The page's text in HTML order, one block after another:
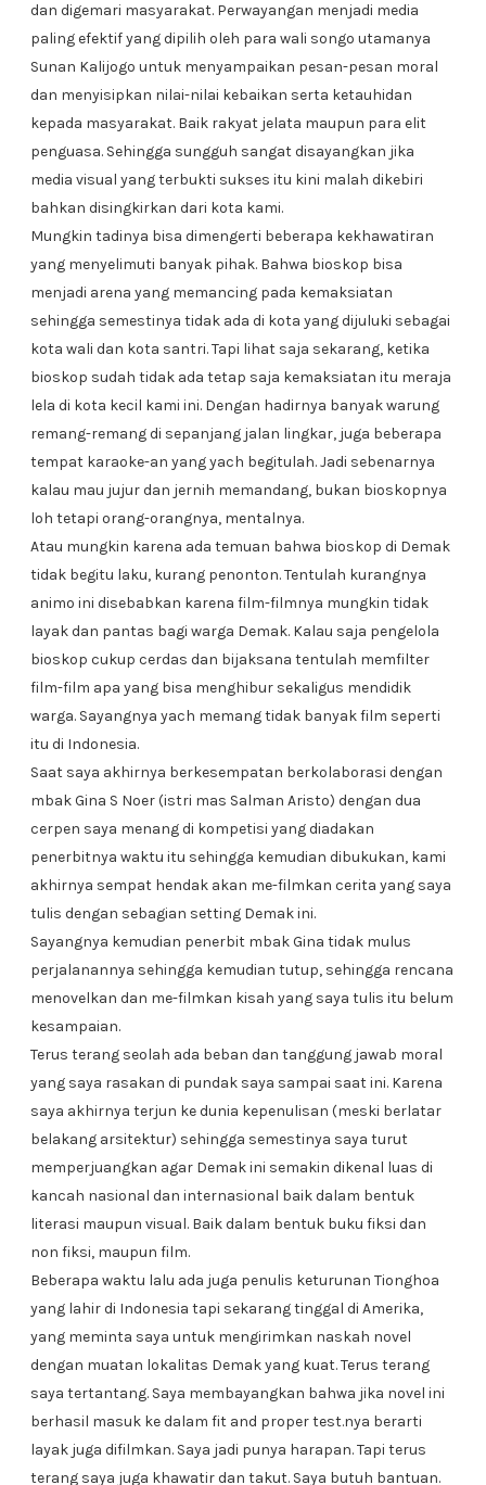
dan digemari masyarakat. Perwayangan menjadi media
paling efektif yang dipilih oleh para wali songo utamanya
Sunan Kalijogo untuk menyampaikan pesan-pesan moral
dan menyisipkan nilai-nilai kebaikan serta ketauhidan
kepada masyarakat. Baik rakyat jelata maupun para elit
penguasa. Sehingga sungguh sangat disayangkan jika
media visual yang terbukti sukses itu kini malah dikebiri
bahkan disingkirkan dari kota kami.
Mungkin tadinya bisa dimengerti beberapa kekhawatiran
yang menyelimuti banyak pihak. Bahwa bioskop bisa
menjadi arena yang memancing pada kemaksiatan
sehingga semestinya tidak ada di kota yang dijuluki sebagai
kota wali dan kota santri. Tapi lihat saja sekarang, ketika
bioskop sudah tidak ada tetap saja kemaksiatan itu meraja
lela di kota kecil kami ini. Dengan hadirnya banyak warung
remang-remang di sepanjang jalan lingkar, juga beberapa
tempat karaoke-an yang yach begitulah. Jadi sebenarnya
kalau mau jujur dan jernih memandang, bukan bioskopnya
loh tetapi orang-orangnya, mentalnya.
Atau mungkin karena ada temuan bahwa bioskop di Demak
tidak begitu laku, kurang penonton. Tentulah kurangnya
animo ini disebabkan karena film-filmnya mungkin tidak
layak dan pantas bagi warga Demak. Kalau saja pengelola
bioskop cukup cerdas dan bijaksana tentulah memfilter
film-film apa yang bisa menghibur sekaligus mendidik
warga. Sayangnya yach memang tidak banyak film seperti
itu di Indonesia.
Saat saya akhirnya berkesempatan berkolaborasi dengan
mbak Gina S Noer (istri mas Salman Aristo) dengan dua
cerpen saya menang di kompetisi yang diadakan
penerbitnya waktu itu sehingga kemudian dibukukan, kami
akhirnya sempat hendak akan me-filmkan cerita yang saya
tulis dengan sebagian setting Demak ini.
Sayangnya kemudian penerbit mbak Gina tidak mulus
perjalanannya sehingga kemudian tutup, sehingga rencana
menovelkan dan me-filmkan kisah yang saya tulis itu belum
kesampaian.
Terus terang seolah ada beban dan tanggung jawab moral
yang saya rasakan di pundak saya sampai saat ini. Karena
saya akhirnya terjun ke dunia kepenulisan (meski berlatar
belakang arsitektur) sehingga semestinya saya turut
memperjuangkan agar Demak ini semakin dikenal luas di
kancah nasional dan internasional baik dalam bentuk
literasi maupun visual. Baik dalam bentuk buku fiksi dan
non fiksi, maupun film.
Beberapa waktu lalu ada juga penulis keturunan Tionghoa
yang lahir di Indonesia tapi sekarang tinggal di Amerika,
yang meminta saya untuk mengirimkan naskah novel
dengan muatan lokalitas Demak yang kuat. Terus terang
saya tertantang. Saya membayangkan bahwa jika novel ini
berhasil masuk ke dalam fit and proper test.nya berarti
layak juga difilmkan. Saya jadi punya harapan. Tapi terus
terang saya juga khawatir dan takut. Saya butuh bantuan.